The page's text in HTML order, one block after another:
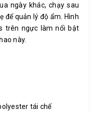
ngày khác, chạy sau
để quản lý độ ẩm. Hình
trên ngực làm nổi bật
này.
tái chế